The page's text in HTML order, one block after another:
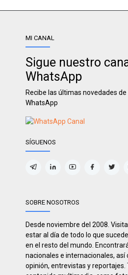
MI CANAL
Sigue nuestro
WhatsApp
Recibe las últimas novedades
WhatsApp
SÍGUENOS
SOBRE NOSOTROS
Desde noviembre del 2008.
estar al día de todo lo que
en el resto del mundo.
nacionales e internacionales, así
opinión, entrevistas y